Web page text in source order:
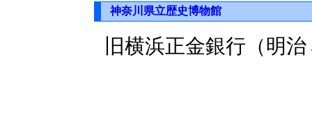
神奈川県立歴史博物館
旧横浜正金銀行（明